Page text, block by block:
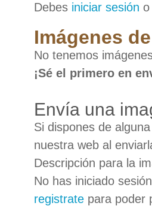
Debes iniciar sesión
Imágenes
No tenemos
¡Sé el primero en
Envía una
Si dispones de
nuestra web al
Descripción para la
No has iniciado
registrate para poder